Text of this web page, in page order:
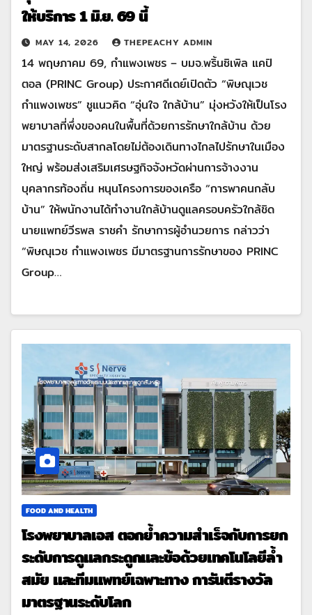
ให้บริการ 1 มิ.ย. 69 นี้
MAY 14, 2026 THEPEACHY ADMIN
14 พฤษภาคม 69, กำแพงเพชร – บมจ.พริ้นซิเพิล แคปิ
ตอล (PRINC Group) ประกาศดีเดย์เปิดตัว “พิษณุเวช
กำแพงเพชร” ชูแนวคิด “อุ่นใจ ใกล้บ้าน” มุ่งหวังให้เป็นโรง
พยาบาลที่พึ่งของคนในพื้นที่ด้วยการรักษาใกล้บ้าน ด้วย
มาตรฐานระดับสากลโดยไม่ต้องเดินทางไกลไปรักษาในเมือง
ใหญ่ พร้อมส่งเสริมเศรษฐกิจจังหวัดผ่านการจ้างงาน
บุคลากรท้องถิ่น หนุนโครงการของเครือ “การพาคนกลับ
บ้าน” ให้พนักงานได้ทำงานใกล้บ้านดูแลครอบครัวใกล้ชิด
นายแพทย์วีรพล ราชคำ รักษาการผู้อำนวยการ กล่าวว่า
“พิษณุเวช กำแพงเพชร มีมาตรฐานการรักษาของ PRINC
Group…
FOOD AND HEALTH
โรงพยาบาลเอส ตอกย้ำความสำเร็จกับการยก
ระดับการดูแลกระดูกและข้อด้วยเทคโนโลยีล้ำ
สมัย และทีมแพทย์เฉพาะทาง การันตีรางวัล
มาตรฐานระดับโลก